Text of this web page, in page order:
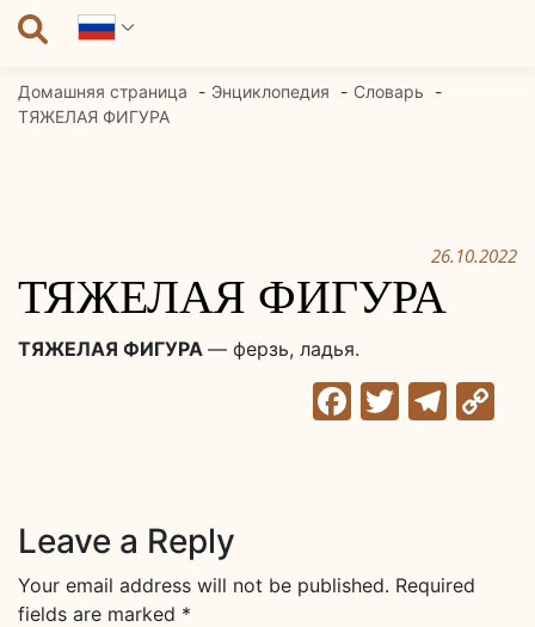
Домашняя страница Энциклопедия
Словарь
ТЯЖЕЛАЯ ФИГУРА
26.10.2022
ТЯЖЕЛАЯ ФИГУРА
ТЯЖЕЛАЯ ФИГУРА — ферзь, ладья.
Facebook
Twitter
Leave a Reply
Your email address will not be published. Required
fields are marked *